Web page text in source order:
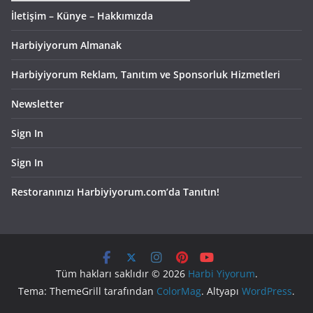
İletişim – Künye – Hakkımızda
Harbiyiyorum Almanak
Harbiyiyorum Reklam, Tanıtım ve Sponsorluk Hizmetleri
Newsletter
Sign In
Sign In
Restoranınızı Harbiyiyorum.com’da Tanıtın!
Tüm hakları saklıdır © 2026 Harbi Yiyorum.
Tema: ThemeGrill tarafından ColorMag. Altyapı WordPress.